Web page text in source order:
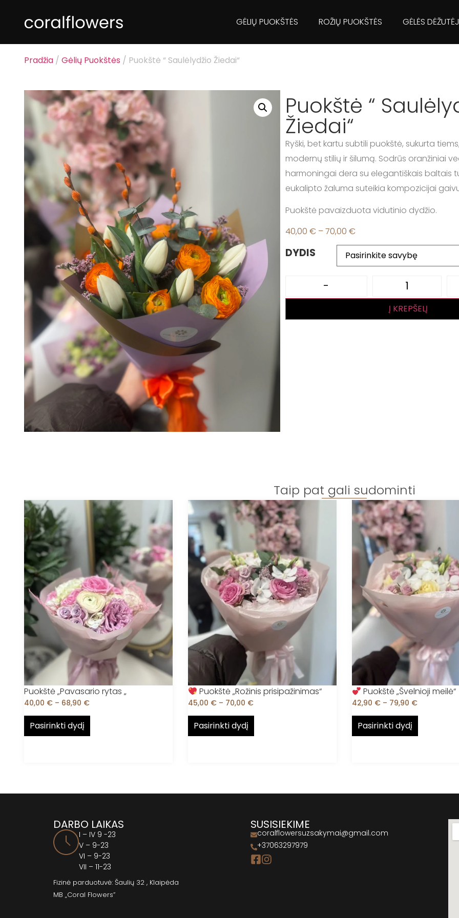
GĖLIŲ PUOKŠTĖS ROŽIŲ PUOKŠTĖS GĖLĖS
Pradžia / Gėlių Puokštės / Puokštė “ Saulėlydžio Žiedai“
Puokštė “
Žiedai“
Ryški, bet kartu subtili puokštė, sukurta
modernų stilių ir šilumą. Sodrūs oranžiniai
harmoningai dera su elegantiškais baltais
eukalipto žaluma suteikia kompozicijai
Puokštė pavaizduota vidutinio dydžio.
40,00 € –70,00 €
DYDIS
-
Į KREPŠELĮ
Taip pat gali sudominti
Puokštė „Pavasario rytas „
40,00 € – 68,90 €
Pasirinkti dydį
Puokštė „Rožinis prisipažinimas“
45,00 € – 70,00 €
Pasirinkti dydį
Puokštė „Švelnioji meilė“
42,90 € – 79,90 €
Pasirinkti dydį
DARBO LAIKAS
I – IV 9 -23
V – 9-23
VI – 9-23
VII – 11-23
Fizinė parduotuvė: Šaulių 32 , Klaipėda
MB „Coral Flowers”
SUSISIEKIME
coralflowersuzsakymai@gmail.com
+37063297979